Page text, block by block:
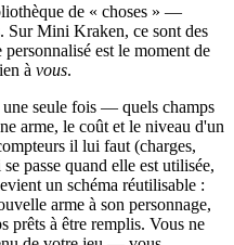
de « choses » —
Sur Mini Kraken, ce sont des
personnalisé est le moment de
à vous.
seule fois — quels champs
arme, le coût et le niveau d'un
il lui faut (charges,
passe quand elle est utilisée,
un schéma réutilisable :
arme à son personnage,
prêts à être remplis. Vous ne